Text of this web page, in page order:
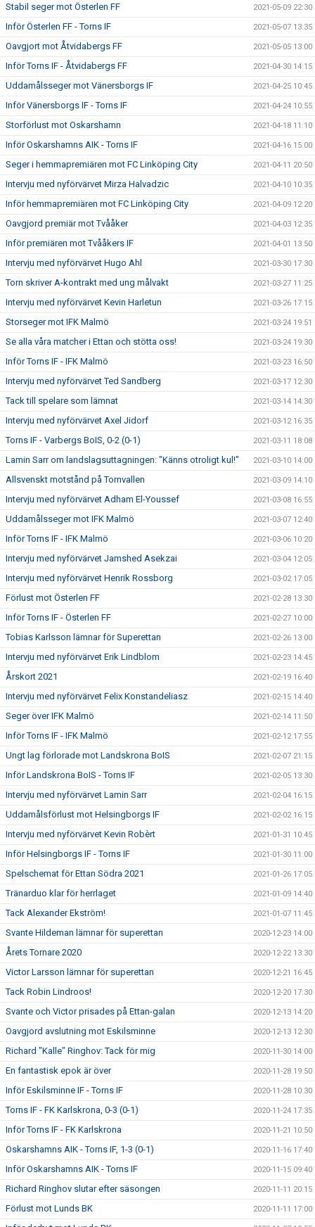
Stabil seger mot Österlen FF 2021-05-09 22:30
Inför Österlen FF - Torns IF 2021-05-07 13:35
Oavgjort mot Åtvidabergs FF 2021-05-05 13:00
Inför Torns IF - Åtvidabergs FF 2021-04-30 14:15
Uddamålsseger mot Vänersborgs IF 2021-04-25 10:45
Inför Vänersborgs IF - Torns IF 2021-04-24 10:55
Storförlust mot Oskarshamn 2021-04-18 11:10
Inför Oskarshamns AIK - Torns IF 2021-04-16 15:00
Seger i hemmapremiären mot FC Linköping City 2021-04-11 20:50
Intervju med nyförvärvet Mirza Halvadzic 2021-04-10 10:35
Inför hemmapremiären mot FC Linköping City 2021-04-09 12:20
Oavgjord premiär mot Tvååker 2021-04-03 12:35
Inför premiären mot Tvååkers IF 2021-04-01 13:50
Intervju med nyförvärvet Hugo Ahl 2021-03-30 17:30
Torn skriver A-kontrakt med ung målvakt 2021-03-27 11:25
Intervju med nyförvärvet Kevin Harletun 2021-03-26 17:15
Storseger mot IFK Malmö 2021-03-24 19:51
Se alla våra matcher i Ettan och stötta oss! 2021-03-24 19:30
Inför Torns IF - IFK Malmö 2021-03-23 16:50
Intervju med nyförvärvet Ted Sandberg 2021-03-17 12:30
Tack till spelare som lämnat 2021-03-14 14:30
Intervju med nyförvärvet Axel Jidorf 2021-03-12 16:35
Torns IF - Varbergs BoIS, 0-2 (0-1) 2021-03-11 18:08
Lamin Sarr om landslagsuttagningen: "Känns otroligt kul!" 2021-03-10 14:00
Allsvenskt motstånd på Tornvallen 2021-03-09 14:10
Intervju med nyförvärvet Adham El-Youssef 2021-03-08 16:55
Uddamålsseger mot IFK Malmö 2021-03-07 12:40
Inför Torns IF - IFK Malmö 2021-03-06 10:20
Intervju med nyförvärvet Jamshed Asekzai 2021-03-04 12:05
Intervju med nyförvärvet Henrik Rossborg 2021-03-02 17:05
Förlust mot Österlen FF 2021-02-28 13:30
Inför Torns IF - Österlen FF 2021-02-27 10:00
Tobias Karlsson lämnar för Superettan 2021-02-26 13:00
Intervju med nyförvärvet Erik Lindblom 2021-02-23 14:45
Årskort 2021 2021-02-19 16:40
Intervju med nyförvärvet Felix Konstandeliasz 2021-02-15 14:40
Seger över IFK Malmö 2021-02-14 11:50
Inför Torns IF - IFK Malmö 2021-02-12 17:55
Ungt lag förlorade mot Landskrona BoIS 2021-02-07 21:15
Inför Landskrona BoIS - Torns IF 2021-02-05 13:30
Intervju med nyförvärvet Lamin Sarr 2021-02-04 16:15
Uddamålsförlust mot Helsingborgs IF 2021-02-02 16:15
Intervju med nyförvärvet Kevin Robèrt 2021-01-31 10:45
Inför Helsingborgs IF - Torns IF 2021-01-30 11:00
Spelschemat för Ettan Södra 2021 2021-01-26 17:05
Tränarduo klar för herrlaget 2021-01-09 14:40
Tack Alexander Ekström! 2021-01-07 11:45
Svante Hildeman lämnar för superettan 2020-12-23 14:00
Årets Tornare 2020 2020-12-22 13:30
Victor Larsson lämnar för superettan 2020-12-21 16:45
Tack Robin Lindroos! 2020-12-20 17:30
Svante och Victor prisades på Ettan-galan 2020-12-13 14:20
Oavgjord avslutning mot Eskilsminne 2020-12-13 12:30
Richard "Kalle" Ringhov: Tack för mig 2020-11-30 14:00
En fantastisk epok är över 2020-11-28 19:50
Inför Eskilsminne IF - Torns IF 2020-11-28 10:30
Torns IF - FK Karlskrona, 0-3 (0-1) 2020-11-24 17:35
Inför Torns IF - FK Karlskrona 2020-11-21 10:50
Oskarshamns AIK - Torns IF, 1-3 (0-1) 2020-11-16 17:40
Inför Oskarshamns AIK - Torns IF 2020-11-15 09:40
Richard Ringhov slutar efter säsongen 2020-11-11 20:15
Förlust mot Lunds BK 2020-11-11 17:00